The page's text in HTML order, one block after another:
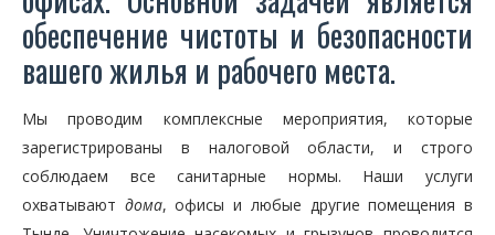
обеспечение чистоты и безопасности
вашего жилья и рабочего места.
Мы проводим комплексные мероприятия, которые
зарегистрированы в налоговой области, и строго
соблюдаем все санитарные нормы. Наши услуги
охватывают дома, офисы и любые другие помещения в